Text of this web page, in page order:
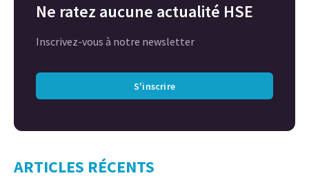
Ne ratez aucune actualité HSE
Inscrivez-vous à notre newsletter
S'inscrire
ARTICLES RÉCENTS